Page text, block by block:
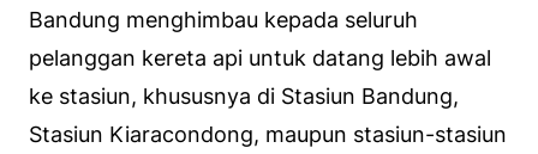
Bandung menghimbau kepada seluruh
pelanggan kereta api untuk datang lebih awal
ke stasiun, khususnya di Stasiun Bandung,
Stasiun Kiaracondong, maupun stasiun-stasiun